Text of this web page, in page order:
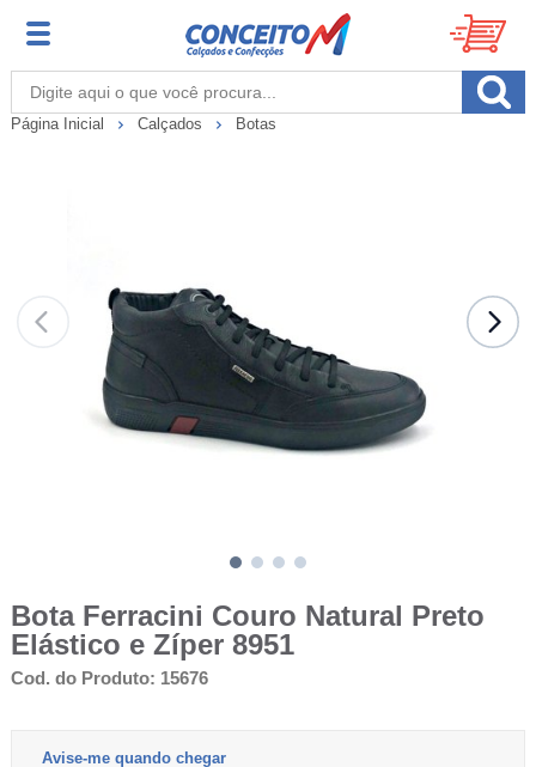
Página Inicial Calçados Botas
Bota Ferracini Couro Natural Preto
Elástico e Zíper 8951
Cod. do Produto: 15676
Avise-me quando chegar